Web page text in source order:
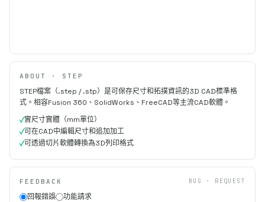
ABOUT · STEP
STEP檔案（.step / .stp）是可保存尺寸和拓撲資訊的3D CAD標準格
式。相容Fusion 360、SolidWorks、FreeCAD等主流CAD軟體。
實尺寸實體（mm單位）
可在CAD中編輯尺寸和追加加工
可透過切片軟體轉換為3D列印格式
FEEDBACK BUG · REQUEST
回報錯誤 功能請求